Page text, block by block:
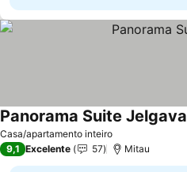
Casa/apartamento inteiro
Panorama Suite Jelgava
9,1 Excelente 57 Mitau